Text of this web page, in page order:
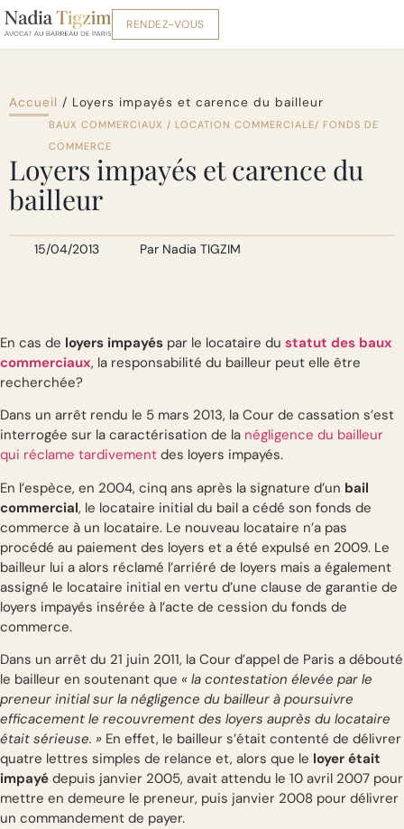
RENDEZ-VOUS
Accueil / Loyers impayés et carence du bailleur
BAUX COMMERCIAUX / LOCATION COMMERCIALE/ FONDS DE
COMMERCE
Loyers impayés et carence du
bailleur
15/04/2013 Par Nadia TIGZIM
En cas de loyers impayés par le locataire du statut des baux
commerciaux, la responsabilité du bailleur peut elle être
recherchée?
Dans un arrêt rendu le 5 mars 2013, la Cour de cassation s’est
interrogée sur la caractérisation de la négligence du bailleur
qui réclame tardivement des loyers impayés.
En l’espèce, en 2004, cinq ans après la signature d’un bail
commercial, le locataire initial du bail a cédé son fonds de
commerce à un locataire. Le nouveau locataire n’a pas
procédé au paiement des loyers et a été expulsé en 2009. Le
bailleur lui a alors réclamé l’arriéré de loyers mais a également
assigné le locataire initial en vertu d’une clause de garantie de
loyers impayés insérée à l’acte de cession du fonds de
commerce.
Dans un arrêt du 21 juin 2011, la Cour d’appel de Paris a débouté
le bailleur en soutenant que « la contestation élevée par le
preneur initial sur la négligence du bailleur à poursuivre
efficacement le recouvrement des loyers auprès du locataire
était sérieuse. » En effet, le bailleur s’était contenté de délivrer
quatre lettres simples de relance et, alors que le loyer était
impayé depuis janvier 2005, avait attendu le 10 avril 2007 pour
mettre en demeure le preneur, puis janvier 2008 pour délivrer
un commandement de payer.